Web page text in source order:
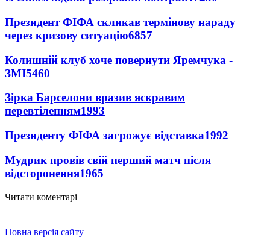
Президент ФІФА скликав термінову нараду
через кризову ситуацію6857
Колишній клуб хоче повернути Яремчука -
ЗМІ5460
Зірка Барселони вразив яскравим
перевтіленням1993
Президенту ФІФА загрожує відставка1992
Мудрик провів свій перший матч після
відсторонення1965
Читати коментарі
Повна версія сайту